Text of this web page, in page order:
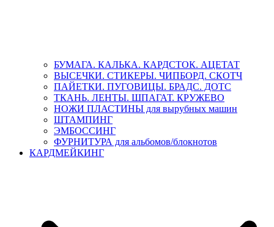
БУМАГА. КАЛЬКА. КАРДСТОК. АЦЕТАТ
ВЫСЕЧКИ. СТИКЕРЫ. ЧИПБОРД. СКОТЧ
ПАЙЕТКИ. ПУГОВИЦЫ. БРАДС. ДОТС
ТКАНЬ. ЛЕНТЫ. ШПАГАТ. КРУЖЕВО
НОЖИ ПЛАСТИНЫ для вырубных машин
ШТАМПИНГ
ЭМБОССИНГ
ФУРНИТУРА для альбомов/блокнотов
КАРДМЕЙКИНГ